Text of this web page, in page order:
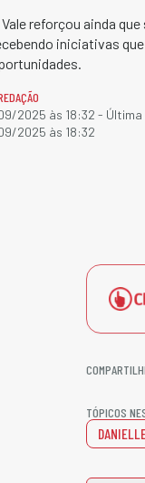
reforçou ainda
iniciativas
2025 às 18:32 - Última
2025 às 18:32
TÓPICOS